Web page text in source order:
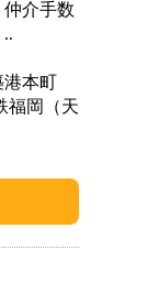
介手数
本町
福岡（天